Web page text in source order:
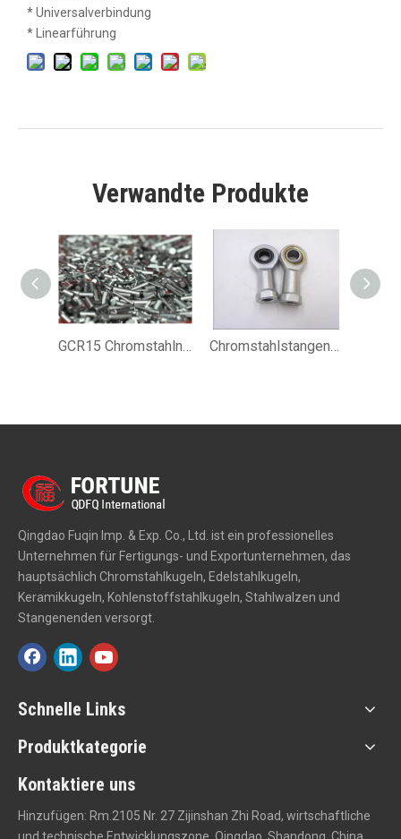
* Universalverbindung
* Linearführung
Verwandte Produkte
GCR15 Chromstahlnadelwalze für lineare Führung 40x40 mm Chromstahlstangenenden für Windkraft
Qingdao Fuqin Imp. & Exp. Co., Ltd. ist ein professionelles
Unternehmen für Fertigungs- und Exportunternehmen, das
hauptsächlich Chromstahlkugeln, Edelstahlkugeln,
Keramikkugeln, Kohlenstoffstahlkugeln, Stahlwalzen und
Stangenenden versorgt.
Schnelle Links
Produktkategorie
Kontaktiere uns
Hinzufügen: Rm.2105 Nr. 27 Zijinshan Zhi Road, wirtschaftliche